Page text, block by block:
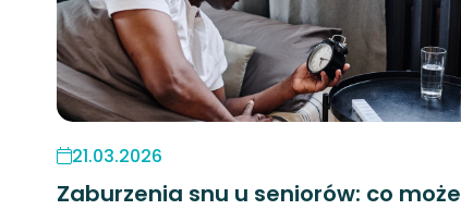
21.03.2026
Zaburzenia snu u seniorów: co może